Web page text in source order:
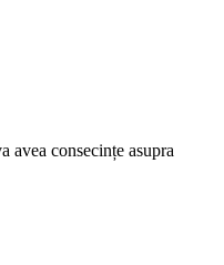
avea consecințe asupra